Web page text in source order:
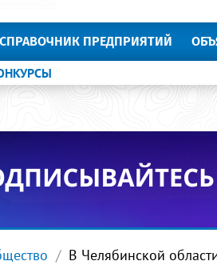
СПРАВОЧНИК ПРЕДПРИЯТИЙ
В Челябинской